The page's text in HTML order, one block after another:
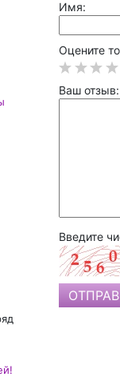
Имя:
Оцените
Ваш отзыв:
Введите